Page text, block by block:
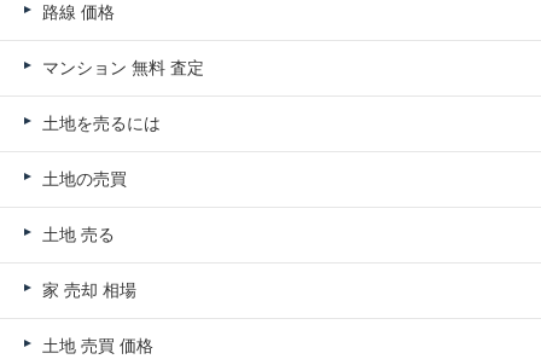
路線 価格
マンション 無料 査定
土地を売るには
土地の売買
土地 売る
家 売却 相場
土地 売買 価格